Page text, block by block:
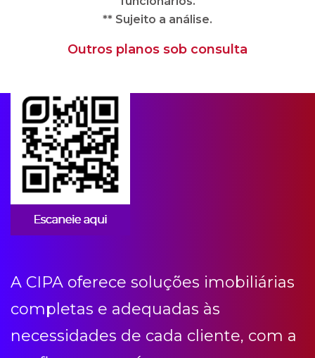
A CIPA oferece soluções imobiliárias
completas e adequadas às
necessidades de cada cliente, com a
administradora que alia tecnologia e
experiência pode proporcionar.